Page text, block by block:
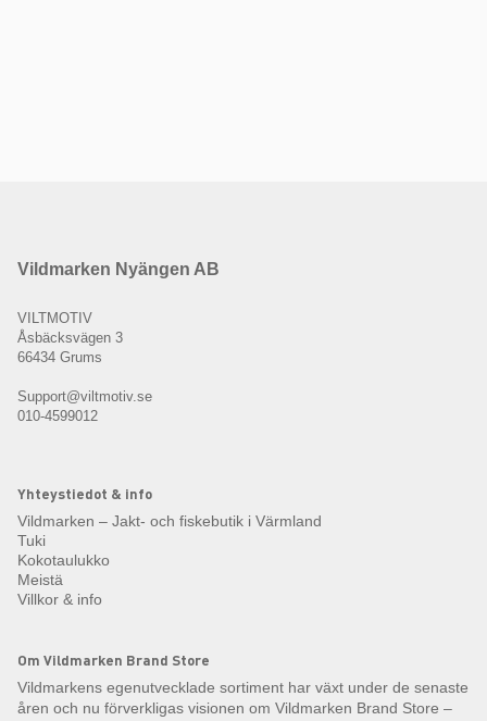
Vildmarken Nyängen AB
VILTMOTIV
Åsbäcksvägen 3
66434 Grums
Support@viltmotiv.se
010-4599012
Yhteystiedot & info
Vildmarken – Jakt- och fiskebutik i Värmland
Tuki
Kokotaulukko
Meistä
Villkor & info
Om Vildmarken Brand Store
Vildmarkens egenutvecklade sortiment har växt under de senaste
åren och nu förverkligas visionen om Vildmarken Brand Store –